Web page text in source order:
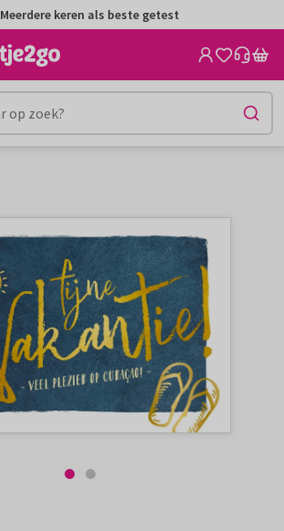
Meerdere keren als beste getest